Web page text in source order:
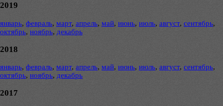
2019
январь, февраль, март, апрель, май, июнь, июль, август, сентябрь,
октябрь, ноябрь, декабрь
2018
январь, февраль, март, апрель, май, июнь, июль, август, сентябрь,
октябрь, ноябрь, декабрь
2017